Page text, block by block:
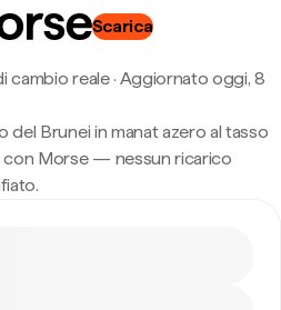
Scarica
cambio reale· Aggiornato oggi, 8
del Brunei in manat azero al tasso
con Morse — nessun ricarico